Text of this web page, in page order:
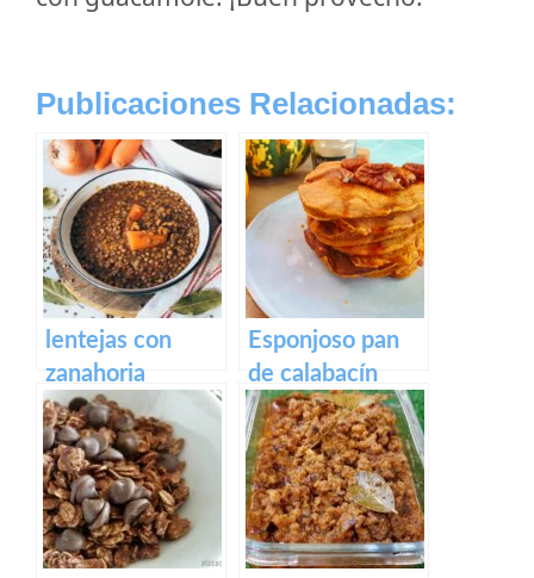
Publicaciones Relacionadas:
lentejas con
zanahoria
vegetarianas
Esponjoso pan
de calabacín
vegano
Panqueques